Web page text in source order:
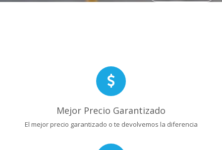
Mejor Precio Garantizado
El mejor precio garantizado o te devolvemos la diferencia